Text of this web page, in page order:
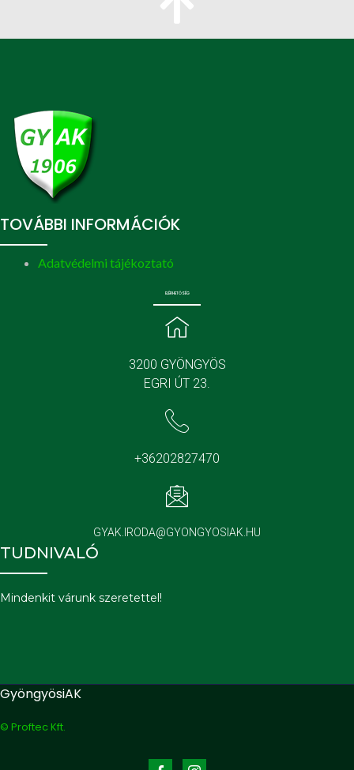
TOVÁBBI INFORMÁCIÓK
Adatvédelmi tájékoztató
ELÉRHETŐSÉG
3200 GYÖNGYÖS
EGRI ÚT 23.
+36202827470
GYAK.IRODA@GYONGYOSIAK.HU
TUDNIVALÓ
Mindenkit várunk szeretettel!
GyöngyösiAK
© Proftec Kft.